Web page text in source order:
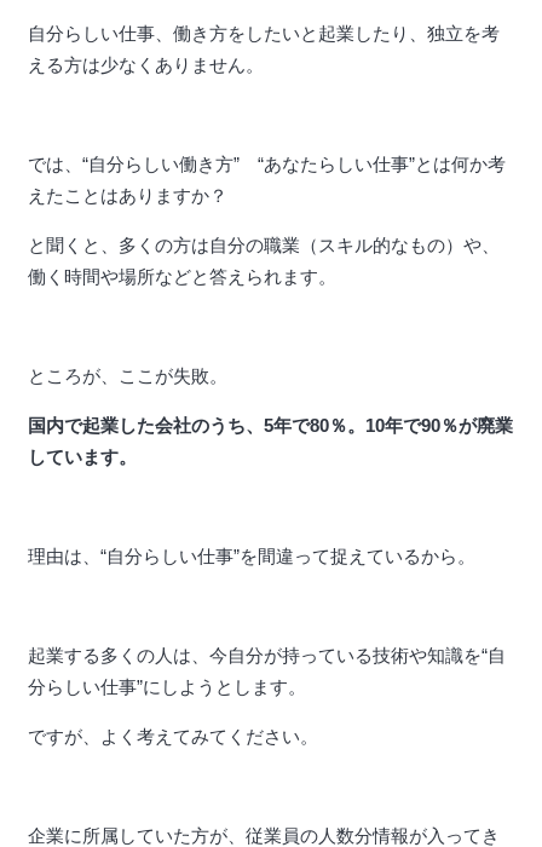
自分らしい仕事、働き方をしたいと起業したり、独立を考
える方は少なくありません。
では、“自分らしい働き方” “あなたらしい仕事”とは何か考
えたことはありますか？
と聞くと、多くの方は自分の職業（スキル的なもの）や、
働く時間や場所などと答えられます。
ところが、ここが失敗。
国内で起業した会社のうち、5年で80％。10年で90％が廃業
しています。
理由は、“自分らしい仕事”を間違って捉えているから。
起業する多くの人は、今自分が持っている技術や知識を“自
分らしい仕事”にしようとします。
ですが、よく考えてみてください。
企業に所属していた方が、従業員の人数分情報が入ってき